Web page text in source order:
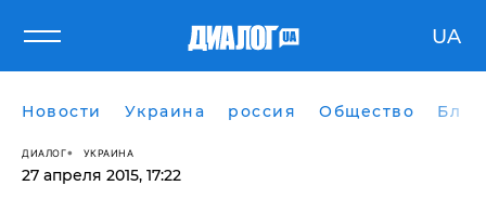
UA
Новости Украина россия Общество
ДИАЛОГ УКРАИНА
27 апреля 2015, 17:22